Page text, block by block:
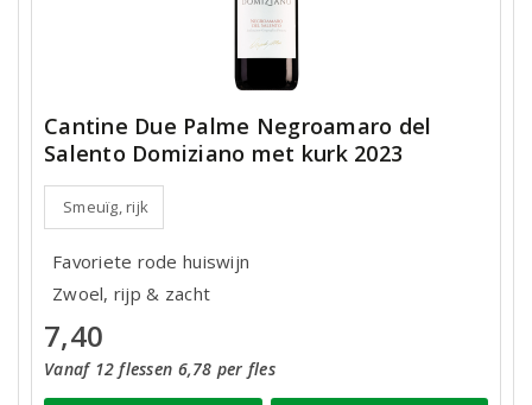
Cantine Due Palme Negroamaro del
Salento Domiziano met kurk 2023
Smeuïg, rijk
Favoriete rode huiswijn
Zwoel, rijp & zacht
7,40
Vanaf 12 flessen 6,78 per fles